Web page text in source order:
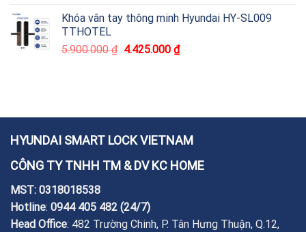
Khóa vân tay thông minh Hyundai HY-SL009
TTHOTEL
5.900.000₫ 4.425.000 ₫
HYUNDAI SMART LOCK VIETNAM
CÔNG TY TNHH TM & DV KC HOME
MST: 0318018538
Hotline: 0944 405 482 (24/7)
Head Office: 482 Trường Chinh, P. Tân Hưng Thuận, Q.12,